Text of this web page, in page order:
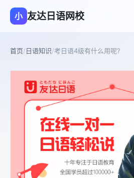
小 友达日语网校
首页/日语知识/考日语4级有什么用呢?